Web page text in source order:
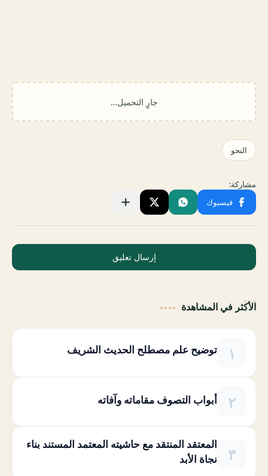
إرسال تعليق
الأكثر في المشاهدة
توضيح علم مصطلح الحديث الشريف
أبواب التصوف مقاماته وآفاته
المعتقد المنتقد مع حاشيته المعتمد المستند بناء
نجاة الأبد